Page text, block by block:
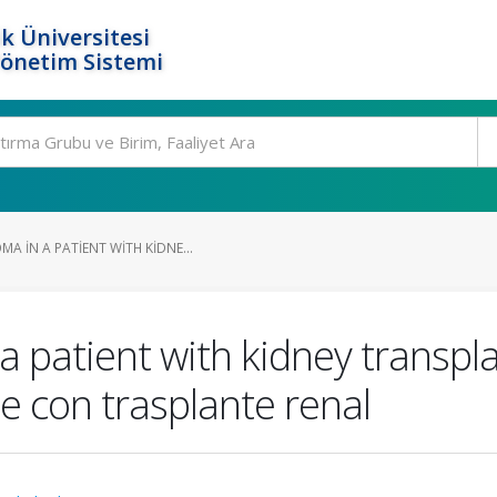
Üniversitesi
Sistemi
IN A PATIENT WITH KIDNE...
patient with kidney
con trasplante renal